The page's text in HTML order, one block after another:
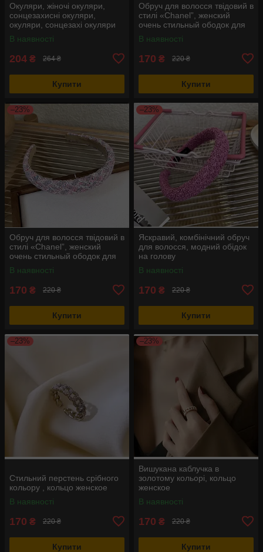
Окуляри, жіночі окуляри,
сонцезахисні окуляри,
окуляри, сонцезахі окуляри
блакитні
В наявності
204 ₴ 264 ₴
Купити
Обруч для волосся твідовий в
стилі «Chanel”, женский
очень стильный ободок для
волос
В наявності
170 ₴ 220 ₴
Купити
–23%
Обруч для волосся твідовий в
стилі «Chanel”, женский
очень стильный ободок для
волос
В наявності
170 ₴ 220 ₴
Купити
–23%
Яскравий, комбінічний обруч
для волосся, модний обідок
на голову
В наявності
170 ₴ 220 ₴
Купити
–23%
Стильний перстень срібного
кольору , кольцо женское
В наявності
170 ₴ 220 ₴
Купити
–23%
Вишукана каблучка в
золотому кольорі, кольцо
женское
В наявності
170 ₴ 220 ₴
Купити